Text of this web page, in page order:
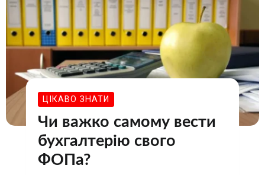
ЦІКАВО ЗНАТИ
Чи важко самому вести
бухгалтерію свого
ФОПа?